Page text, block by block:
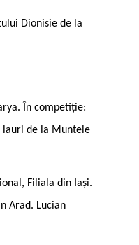
Dionisie de la
În competiție:
lauri de la Muntele
Filiala din Iași.
Arad. Lucian